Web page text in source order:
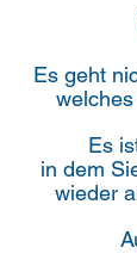
Es geht
Es
in dem
wieder